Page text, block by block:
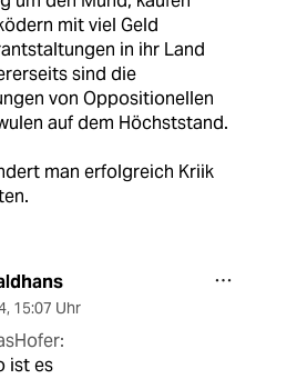
mit viel Geld
in ihr Land
sind die
von Oppositionellen
auf dem Höchststand.
man erfolgreich Kriik
, 15:07 Uhr
ist es